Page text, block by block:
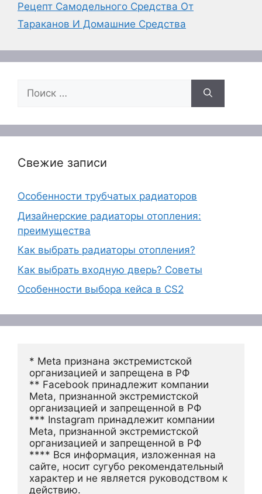
Рецепт Самодельного Средства От
Тараканов И Домашние Средства
Поиск:
Свежие записи
Особенности трубчатых радиаторов
Дизайнерские радиаторы отопления:
преимущества
Как выбрать радиаторы отопления?
Как выбрать входную дверь? Советы
Особенности выбора кейса в CS2
* Meta признана экстремистской
организацией и запрещена в РФ
** Facebook принадлежит компании
Meta, признанной экстремистской
организацией и запрещенной в РФ
*** Instagram принадлежит компании
Meta, признанной экстремистской
организацией и запрещенной в РФ
**** Вся информация, изложенная на
сайте, носит сугубо рекомендательный
характер и не является руководством к
действию.